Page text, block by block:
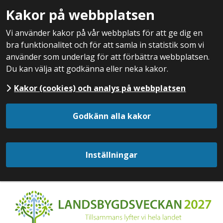
Kakor på webbplatsen
Vi använder kakor på vår webbplats för att ge dig en
bra funktionalitet och för att samla in statistik som vi
använder som underlag för att förbättra webbplatsen.
Du kan välja att godkänna eller neka kakor.
Kakor (cookies) och analys på webbplatsen
Godkänn alla kakor
Inställningar